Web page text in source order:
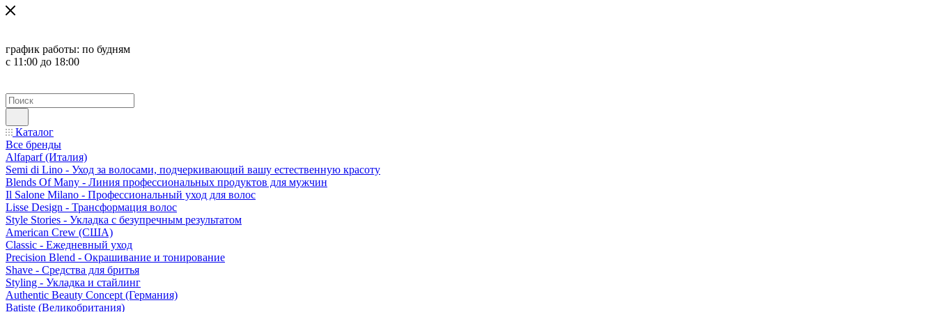
график работы: по будням
с 11:00 до 18:00
Каталог
Все бренды
Alfaparf (Италия)
Semi di Lino - Уход за волосами, подчеркивающий вашу естественную красоту
Blends Of Many - Линия профессиональных продуктов для мужчин
Il Salone Milano - Профессиональный уход для волос
Lisse Design - Трансформация волос
Style Stories - Укладка с безупречным результатом
American Crew (США)
Classic - Ежедневный уход
Precision Blend - Окрашивание и тонирование
Shave - Средства для бритья
Styling - Укладка и стайлинг
Authentic Beauty Concept (Германия)
Batiste (Великобритания)